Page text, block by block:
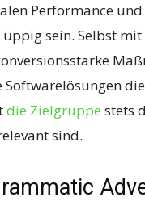
Performance
sein. Selbst mit
die
die Zielgruppe stets
sind.